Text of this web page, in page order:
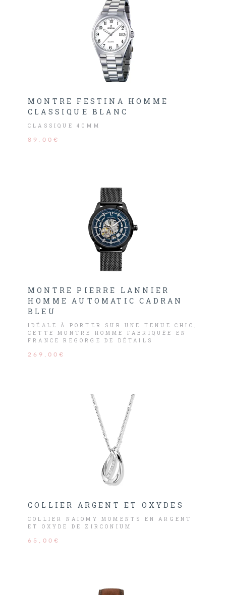
MONTRE FESTINA HOMME
CLASSIQUE BLANC
CLASSIQUE 40MM
89,00€
MONTRE PIERRE LANNIER
HOMME AUTOMATIC CADRAN
BLEU
IDÉALE À PORTER SUR UNE TENUE CHIC,
CETTE MONTRE HOMME FABRIQUÉE EN
FRANCE REGORGE DE DÉTAILS
269,00€
COLLIER ARGENT ET OXYDES
COLLIER NAIOMY MOMENTS EN ARGENT
ET OXYDE DE ZIRCONIUM
65,00€